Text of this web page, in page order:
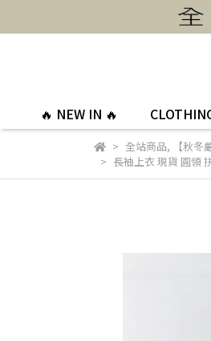
🔥 NEW IN 🔥
全站商品, 【秋冬
長袖上衣 現貨 圓領